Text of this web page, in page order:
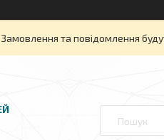
та повідомлення